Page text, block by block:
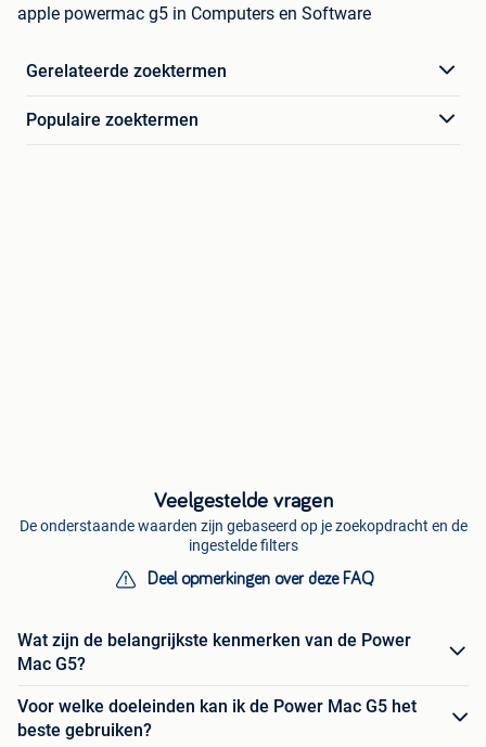
apple powermac g5 in Computers en Software
Gerelateerde zoektermen
Populaire zoektermen
Veelgestelde vragen
De onderstaande waarden zijn gebaseerd op je zoekopdracht en de
ingestelde filters
Deel opmerkingen over deze FAQ
Wat zijn de belangrijkste kenmerken van de Power
Mac G5?
Voor welke doeleinden kan ik de Power Mac G5 het
beste gebruiken?